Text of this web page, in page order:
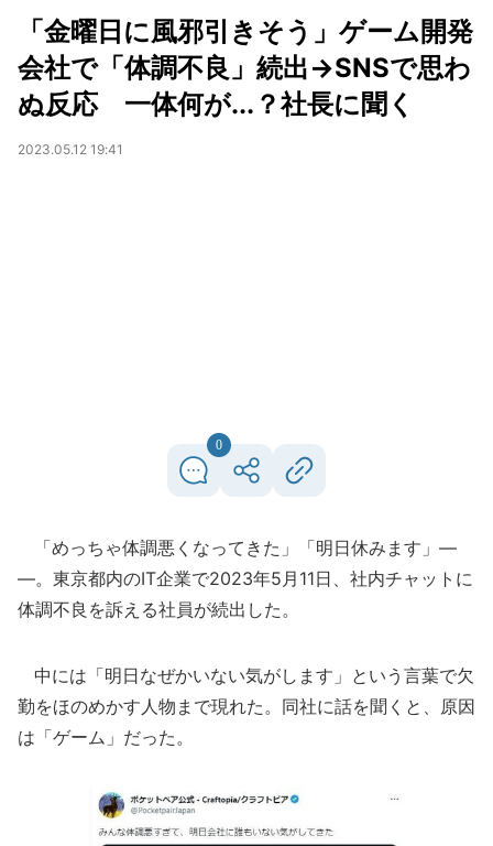
「金曜日に風邪引きそう」ゲーム開発
会社で「体調不良」続出→SNSで思わ
ぬ反応 一体何が...？社長に聞く
2023.05.12 19:41
0
「めっちゃ体調悪くなってきた」「明日休みます」―
―。東京都内のIT企業で2023年5月11日、社内チャットに
体調不良を訴える社員が続出した。
中には「明日なぜかいない気がします」という言葉で欠
勤をほのめかす人物まで現れた。同社に話を聞くと、原因
は「ゲーム」だった。